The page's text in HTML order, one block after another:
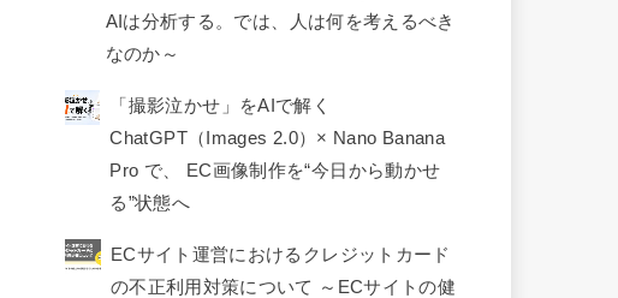
AIは分析する。では、人は何を考えるべき
なのか～
「撮影泣かせ」をAIで解く
ChatGPT（Images 2.0）× Nano Banana
Pro で、 EC画像制作を“今日から動かせ
る”状態へ
ECサイト運営におけるクレジットカード
の不正利用対策について ～ECサイトの健